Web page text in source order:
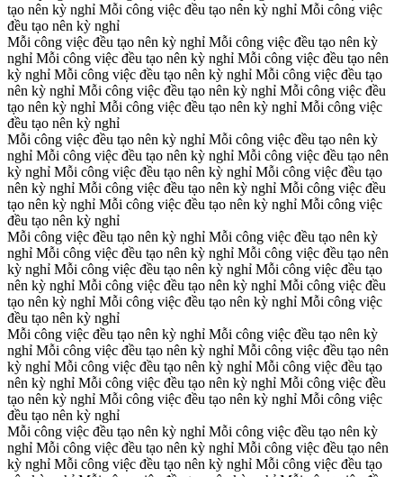
tạo nên kỳ nghỉ Mỗi công việc đều tạo nên kỳ nghỉ Mỗi công việc
đều tạo nên kỳ nghỉ
Mỗi công việc đều tạo nên kỳ nghỉ Mỗi công việc đều tạo nên kỳ
nghỉ Mỗi công việc đều tạo nên kỳ nghỉ Mỗi công việc đều tạo nên
kỳ nghỉ Mỗi công việc đều tạo nên kỳ nghỉ Mỗi công việc đều tạo
nên kỳ nghỉ Mỗi công việc đều tạo nên kỳ nghỉ Mỗi công việc đều
tạo nên kỳ nghỉ Mỗi công việc đều tạo nên kỳ nghỉ Mỗi công việc
đều tạo nên kỳ nghỉ
Mỗi công việc đều tạo nên kỳ nghỉ Mỗi công việc đều tạo nên kỳ
nghỉ Mỗi công việc đều tạo nên kỳ nghỉ Mỗi công việc đều tạo nên
kỳ nghỉ Mỗi công việc đều tạo nên kỳ nghỉ Mỗi công việc đều tạo
nên kỳ nghỉ Mỗi công việc đều tạo nên kỳ nghỉ Mỗi công việc đều
tạo nên kỳ nghỉ Mỗi công việc đều tạo nên kỳ nghỉ Mỗi công việc
đều tạo nên kỳ nghỉ
Mỗi công việc đều tạo nên kỳ nghỉ Mỗi công việc đều tạo nên kỳ
nghỉ Mỗi công việc đều tạo nên kỳ nghỉ Mỗi công việc đều tạo nên
kỳ nghỉ Mỗi công việc đều tạo nên kỳ nghỉ Mỗi công việc đều tạo
nên kỳ nghỉ Mỗi công việc đều tạo nên kỳ nghỉ Mỗi công việc đều
tạo nên kỳ nghỉ Mỗi công việc đều tạo nên kỳ nghỉ Mỗi công việc
đều tạo nên kỳ nghỉ
Mỗi công việc đều tạo nên kỳ nghỉ Mỗi công việc đều tạo nên kỳ
nghỉ Mỗi công việc đều tạo nên kỳ nghỉ Mỗi công việc đều tạo nên
kỳ nghỉ Mỗi công việc đều tạo nên kỳ nghỉ Mỗi công việc đều tạo
nên kỳ nghỉ Mỗi công việc đều tạo nên kỳ nghỉ Mỗi công việc đều
tạo nên kỳ nghỉ Mỗi công việc đều tạo nên kỳ nghỉ Mỗi công việc
đều tạo nên kỳ nghỉ
Mỗi công việc đều tạo nên kỳ nghỉ Mỗi công việc đều tạo nên kỳ
nghỉ Mỗi công việc đều tạo nên kỳ nghỉ Mỗi công việc đều tạo nên
kỳ nghỉ Mỗi công việc đều tạo nên kỳ nghỉ Mỗi công việc đều tạo